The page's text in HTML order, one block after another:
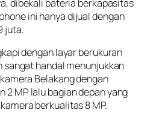
dibekali bateria berkapasitas
ini hanya dijual dengan
juta.
dengan layar berukuran
sangat handal menunjukkan
Belakang dengan
2 MP lalu bagian depan yang
berkualitas 8 MP.